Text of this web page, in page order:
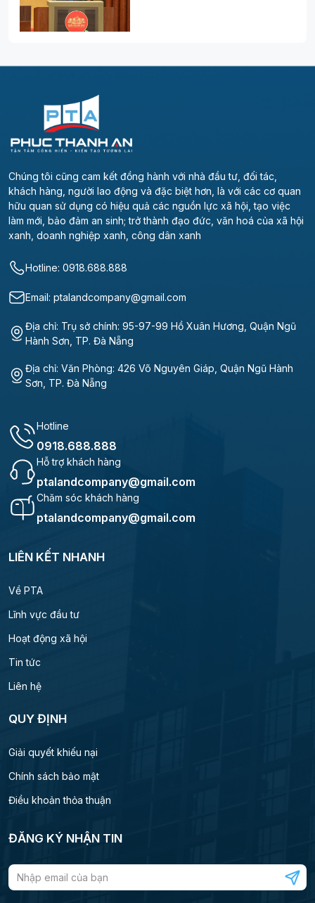
Chúng tôi cũng cam kết đồng hành với nhà đầu tư, đối tác,
khách hàng, người lao động và đặc biệt hơn, là với các cơ quan
hữu quan sử dụng có hiệu quả các nguồn lực xã hội, tạo việc
làm mới, bảo đảm an sinh; trở thành đạo đức, văn hoá của xã hội
xanh, doanh nghiệp xanh, công dân xanh
Hotline: 0918.688.888
Email: ptalandcompany@gmail.com
Địa chỉ: Trụ sở chính: 95-97-99 Hồ Xuân Hương, Quận Ngũ
Hành Sơn, TP. Đà Nẵng
Địa chỉ: Văn Phòng: 426 Võ Nguyên Giáp, Quận Ngũ Hành
Sơn, TP. Đà Nẵng
Hotline
0918.688.888
Hỗ trợ khách hàng
ptalandcompany@gmail.com
Chăm sóc khách hàng
ptalandcompany@gmail.com
LIÊN KẾT NHANH
Về PTA
Lĩnh vực đầu tư
Hoạt động xã hội
Tin tức
Liên hệ
QUY ĐỊNH
Giải quyết khiếu nại
Chính sách bảo mật
Điều khoản thỏa thuận
ĐĂNG KÝ NHẬN TIN